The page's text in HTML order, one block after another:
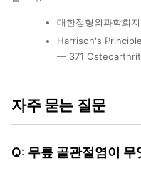
대한정형외과학회
Harrison's
— 371
자주 묻는 질문
Q: 무릎 골관절염이 무